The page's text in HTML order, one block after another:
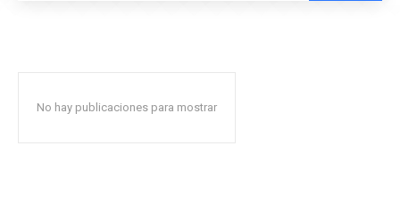
No hay publicaciones para mostrar